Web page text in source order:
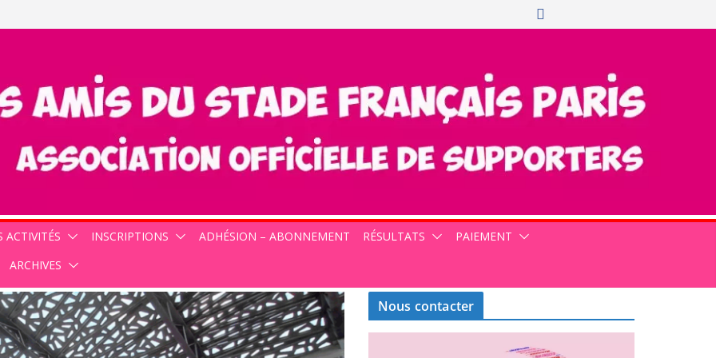
ACTIVITÉS INSCRIPTIONS ADHÉSION – ABONNEMENT RÉSULTATS
PAIEMENT
ARCHIVES
Nous contacter